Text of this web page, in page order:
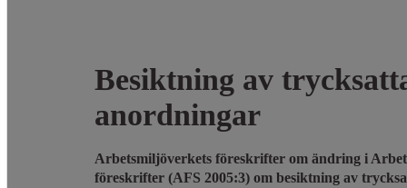
Besiktning av
anordningar
Arbetsmiljöverkets föreskrifter om ändring i
föreskrifter (AFS 2005:3) om besiktning av